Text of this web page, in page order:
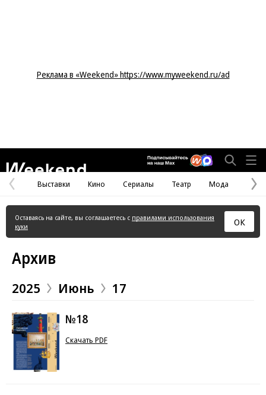
Реклама в «Weekend» https://www.myweekend.ru/ad
Предыдущая
страница
Выставки Кино Сериалы Театр Мода
Оставаясь на сайте, вы соглашаетесь с правилами использования
куки
ОК
Архив
2025 Июнь 17
№18
Скачать PDF